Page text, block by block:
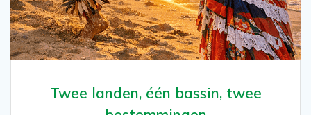
Twee landen, één bassin, twee